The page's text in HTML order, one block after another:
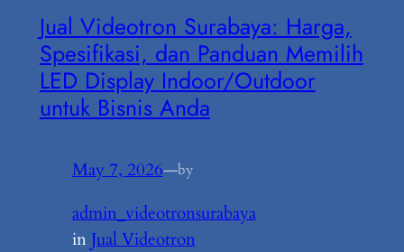
Jual Videotron Surabaya: Harga,
Spesifikasi, dan Panduan Memilih
LED Display Indoor/Outdoor
untuk Bisnis Anda
May 7, 2026—by
admin_videotronsurabaya
in Jual Videotron